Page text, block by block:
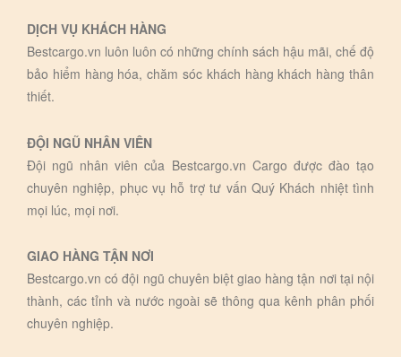
DỊCH VỤ KHÁCH HÀNG
Bestcargo.vn luôn luôn có những chính sách hậu mãi, chế độ
bảo hiểm hàng hóa, chăm sóc khách hàng khách hàng thân
thiết.
ĐỘI NGŨ NHÂN VIÊN
Đội ngũ nhân viên của Bestcargo.vn Cargo được đào tạo
chuyên nghiệp, phục vụ hỗ trợ tư vấn Quý Khách nhiệt tình
mọi lúc, mọi nơi.
GIAO HÀNG TẬN NƠI
Bestcargo.vn có đội ngũ chuyên biệt giao hàng tận nơi tại nội
thành, các tỉnh và nước ngoài sẽ thông qua kênh phân phối
chuyên nghiệp.